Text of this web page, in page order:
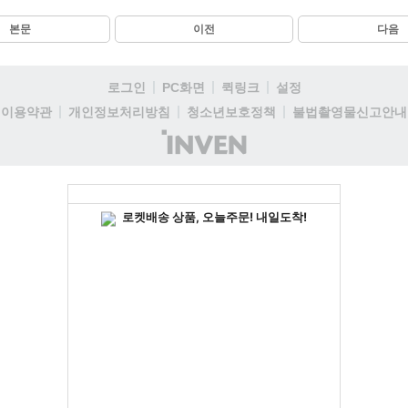
본문 이전 다음
로그인 PC화면 퀵링크
설정
이용약관
개인정보처리방침 청소년보호정책
불법촬영물신고안내
(주)
인